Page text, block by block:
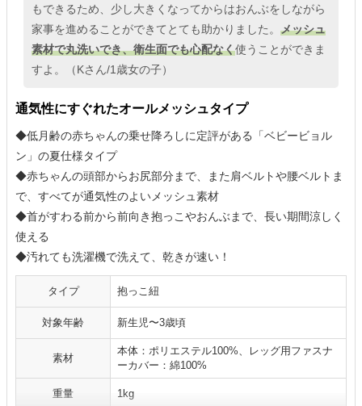
もできるため、少し大きくなってからはおんぶをしながら
家事を進めることができてとても助かりました。 メッシュ
素材で丸洗いでき、衛生面でも心配なく使うことができま
すよ。（Kさん/1歳女の子）
通気性にすぐれたオールメッシュタイプ
◆低月齢の赤ちゃんの乗せ降ろしに定評がある「ベビービョル
ン」の夏仕様タイプ
◆赤ちゃんの頭部からお尻部分まで、また肩ベルトや腰ベルトま
で、すべてが通気性のよいメッシュ素材
◆首がすわる前から前向き抱っこやおんぶまで、長い期間涼しく
使える
◆汚れても洗濯機で洗えて、乾きが速い！
タイプ 抱っこ紐
対象年齢 新生児〜3歳頃
素材
本体：ポリエステル100%、レッグ用ファスナ
ーカバー：綿100%
重量 1kg